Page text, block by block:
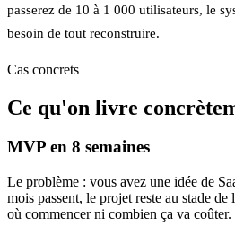
passerez de 10 à 1 000 utilisateurs, le
besoin de tout reconstruire.
Cas concrets
Ce qu'on livre
MVP en 8 semaines
Le problème : vous avez une idée de
mois passent, le projet reste au stade
où commencer ni combien ça va coûter.